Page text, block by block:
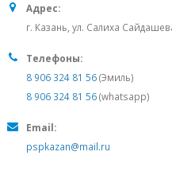
Адрес:
г. Казань, ул. Салиха
Телефоны:
8 906 324 81 56(Эмиль)
8 906 324 81 56(whatsapp)
Email:
pspkazan@mail.ru